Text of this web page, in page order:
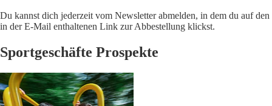
Du kannst dich jederzeit vom Newsletter abmelden, in dem du auf den
in der E-Mail enthaltenen Link zur Abbestellung klickst.
Sportgeschäfte Prospekte